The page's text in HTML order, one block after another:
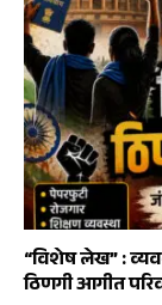
“विशेष लेख” :
ठिणगी आगीत